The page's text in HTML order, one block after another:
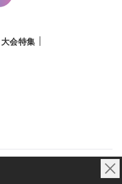
大会特集